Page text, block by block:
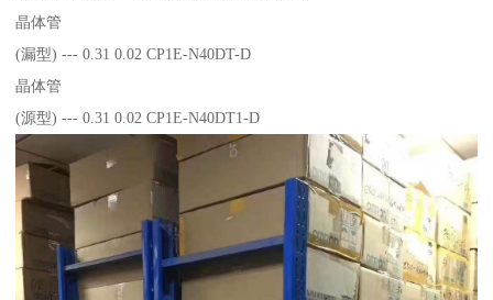
晶体管
(漏型) --- 0.31 0.02 CP1E-N40DT-D
晶体管
(源型) --- 0.31 0.02 CP1E-N40DT1-D